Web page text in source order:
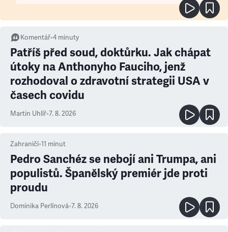
Komentář•4 minuty
Patříš před soud, doktůrku. Jak chápat
útoky na Anthonyho Fauciho, jenž
rozhodoval o zdravotní strategii USA v
časech covidu
Martin Uhlíř•7. 8. 2026
Zahraničí•11 minut
Pedro Sanchéz se nebojí ani Trumpa, ani
populistů. Španělský premiér jde proti
proudu
Dominika Perlínová•7. 8. 2026